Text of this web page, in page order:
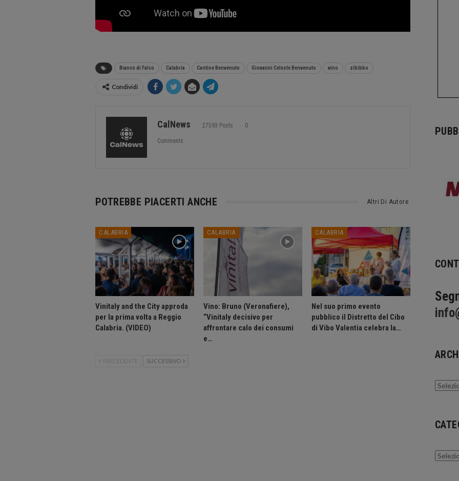
Bianco di Falco Calabria Cantine Benvenuto Giovanni Celeste Benvenuto vino zibibbo
Condividi
CalNews 27593 Posts 0
Comments
POTREBBE PIACERTI ANCHE Altri Di Autore
CALABRIA
Vinitaly and the City approda
per la prima volta a Reggio
Calabria. (VIDEO)
CALABRIA
Vino: Bruno (Veronafiere),
“Vinitaly decisivo per
affrontare calo dei consumi
e…
CALABRIA
Nel suo primo evento
pubblico il Distretto del Cibo
di Vibo Valentia celebra la…
PRECEDENTE SUCCESSIVO
Archivi